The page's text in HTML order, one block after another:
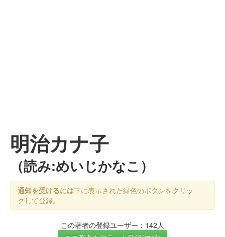
明治カナ子
（読み:めいじかなこ）
通知を受けるには下に表示された緑色のボタンをクリッ
クして登録。
この著者の登録ユーザー：142人